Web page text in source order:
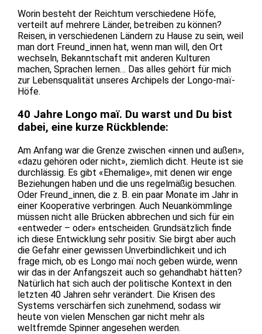
Worin besteht der Reichtum verschiedene Höfe,
verteilt auf mehrere Länder, betreiben zu können?
Reisen, in verschiedenen Ländern zu Hause zu sein, weil
man dort Freund_innen hat, wenn man will, den Ort
wechseln, Bekanntschaft mit anderen Kulturen
machen, Sprachen lernen… Das alles gehört für mich
zur Lebensqualität unseres Archipels der Longo-maï-
Höfe.
40 Jahre Longo maï. Du warst und Du bist
dabei, eine kurze Rückblende:
Am Anfang war die Grenze zwischen «innen und außen»,
«dazu gehören oder nicht», ziemlich dicht. Heute ist sie
durchlässig. Es gibt «Ehemalige», mit denen wir enge
Beziehungen haben und die uns regelmäßig besuchen.
Oder Freund_innen, die z. B. ein paar Monate im Jahr in
einer Kooperative verbringen. Auch Neuankömmlinge
müssen nicht alle Brücken abbrechen und sich für ein
«entweder – oder» entscheiden. Grundsätzlich finde
ich diese Entwicklung sehr positiv. Sie birgt aber auch
die Gefahr einer gewissen Unverbindlichkeit und ich
frage mich, ob es Longo maï noch geben würde, wenn
wir das in der Anfangszeit auch so gehandhabt hätten?
Natürlich hat sich auch der politische Kontext in den
letzten 40 Jahren sehr verändert. Die Krisen des
Systems verschärfen sich zunehmend, sodass wir
heute von vielen Menschen gar nicht mehr als
weltfremde Spinner angesehen werden.